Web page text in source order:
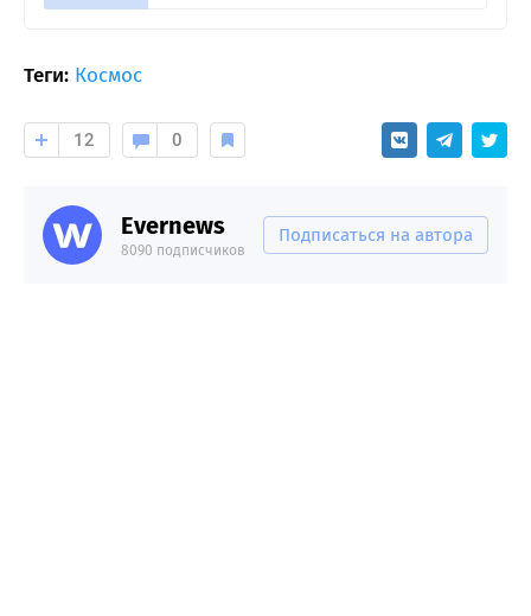
Теги: Космос
12 0
Evernews
8090 подписчиков
Подписаться на автора